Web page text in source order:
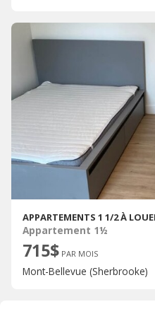
APPARTEMENTS 1 1/2 À
Appartement 1½
715$ PAR MOIS
Mont-Bellevue (Sherbrooke)